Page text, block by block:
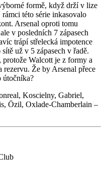
formě, když drží v lize
této série inkasovalo
Arsenal oproti tomu
v posledních 7 zápasech
trápí střelecká impotence
už v 5 zápasech v řadě.
Walcott je z formy a
Že by Arsenal přece
útočníka?
Koscielny, Gabriel,
Özil, Oxlade-Chamberlain –